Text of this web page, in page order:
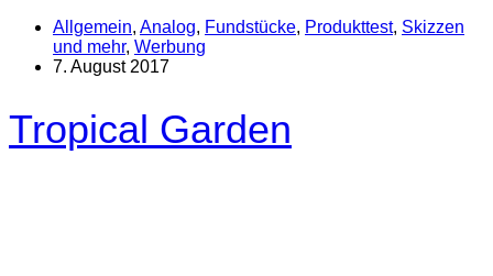
Allgemein, Analog, Fundstücke, Produkttest, Skizzen
und mehr, Werbung
7. August 2017
Tropical Garden